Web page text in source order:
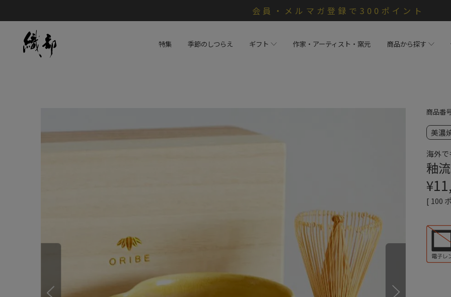
会員・メルマガ登録で300ポイント
特集 季節のしつらえ ギフト 作家・アーティスト・窯元 商品から探す
商品番
美濃
海外
釉
¥
[ 100